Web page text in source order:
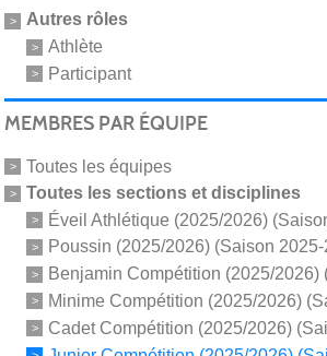
Autres rôles
Athlète
Participant
MEMBRES PAR ÉQUIPE
Toutes les équipes
Toutes les sections et disciplines
Éveil Athlétique (2025/2026)
Poussin (2025/2026) (Saison
Benjamin Compétition (2025/2026)
Minime Compétition (2025/2026)
Cadet Compétition (2025/2026)